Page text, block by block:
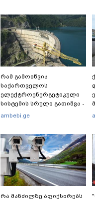
რამ გამოიწვია
საქართველოს
ელექტროენერგეტიკული
სისტემის სრული გათიშვა -
რას ამბობს სემეკ-ის
ambebi.ge
რა მანძილზე აფიქსირებს